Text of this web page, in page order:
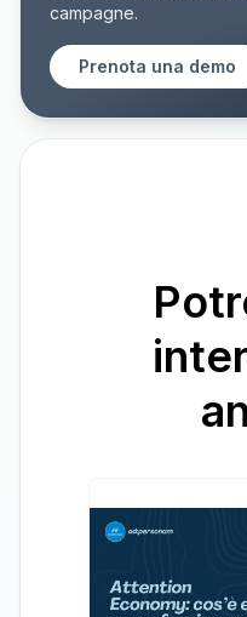
campagne.
Prenota una demo